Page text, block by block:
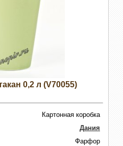
0,2 л (V70055)
Картонная коробка
Дания
Фарфор